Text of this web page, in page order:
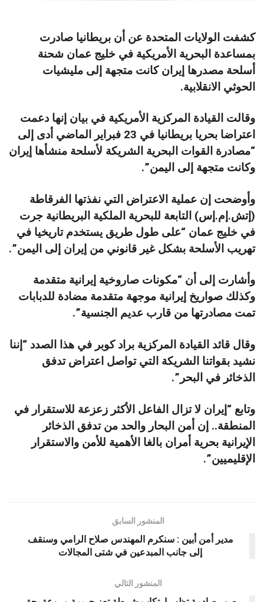
كشفت الولايات المتحدة عن أن بريطانيا صادرت
بمساعدة البحرية الأمريكية في خليج عمان شحنة
أسلحة مصدرها إيران كانت متجهة إلى مليشيات
الحوثي الانقلابية.
وقالت القيادة المركزية الأمريكية في بيان إنها دعمت
اعتراضا بحريا بريطانيا في 23 فبراير الماضي أدى إلى
“مصادرة القوات البحرية الشريكة لأسلحة منشأها إيران
وكانت متجهة إلى اليمن”.
وأوضحت إن عملية الاعتراض التي نفذتها الفرقاطة
(إتش.إم.إس) التابعة للبحرية الملكية البريطانية جرت
في خليج عمان “على طول طريق يستخدم تاريخيا في
تهريب الأسلحة بشكل غير قانوني من إيران إلى اليمن”.
وأشارت إلى أن “مكونات صاروخية إيرانية متقدمة
وكذلك صواريخ إيرانية موجهة متقدمة مضادة للدبابات
تمت مصادرتها من قارب عديم الجنسية”.
وقال قائد القيادة المركزية براد كوبر في هذا الصدد “إننا
نشيد بقواتنا الشريكة التي تواصل اعتراض تدفق
الذخائر في البحر”.
وتابع “إيران لا تزال الفاعل الأكثر زعزعة للاستقرار في
المنطقة.. إن أمن البحار والحد من تدفق الذخائر
الإيرانية بحرية أمران بالغا الأهمية للأمن والاستقرار
الإقليميين”.
المنشور السابق
مدير أمن أبين : سنكرم المهندس صلاح الرامي وسنقف
إلى جانب المبدعين في شتى المجالات
المنشور التالي